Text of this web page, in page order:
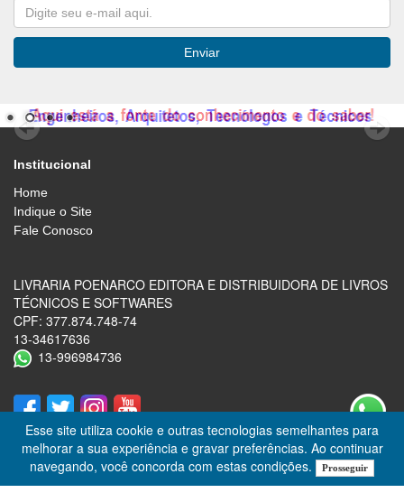
Esse site utiliza cookie e outras tecnologias semelhantes para
melhorar a sua experiência e gravar preferências. Ao continuar
navegando, você concorda com estas condições.
Prosseguir
Institucional
Home
Indique o Site
Fale Conosco
LIVRARIA POENARCO EDITORA E DISTRIBUIDORA DE LIVROS
TÉCNICOS E SOFTWARES
CPF: 377.874.748-74
13-34617636
13-996984736